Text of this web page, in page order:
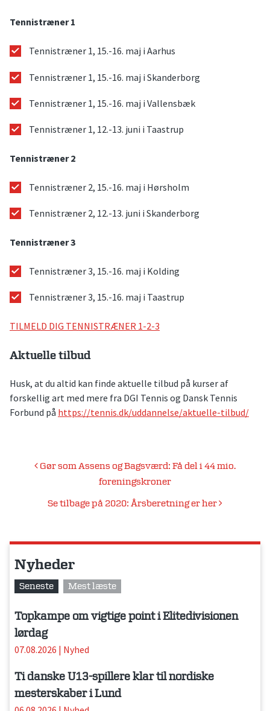
Tennistræner 1
Tennistræner 1, 15.-16. maj i Aarhus
Tennistræner 1, 15.-16. maj i Skanderborg
Tennistræner 1, 15.-16. maj i Vallensbæk
Tennistræner 1, 12.-13. juni i Taastrup
Tennistræner 2
Tennistræner 2, 15.-16. maj i Hørsholm
Tennistræner 2, 12.-13. juni i Skanderborg
Tennistræner 3
Tennistræner 3, 15.-16. maj i Kolding
Tennistræner 3, 15.-16. maj i Taastrup
TILMELD DIG TENNISTRÆNER 1-2-3
Aktuelle tilbud
Husk, at du altid kan finde aktuelle tilbud på kurser af
forskellig art med mere fra DGI Tennis og Dansk Tennis
Forbund på https://tennis.dk/uddannelse/aktuelle-tilbud/
Indlægsnavigation
Gør som Assens og Bagsværd: Få del i 44 mio.
foreningskroner
Se tilbage på 2020: Årsberetning er her
Nyheder
Seneste Mest læste
Topkampe om vigtige point i Elitedivisionen
lørdag
07.08.2026 | Nyhed
Ti danske U13-spillere klar til nordiske
mesterskaber i Lund